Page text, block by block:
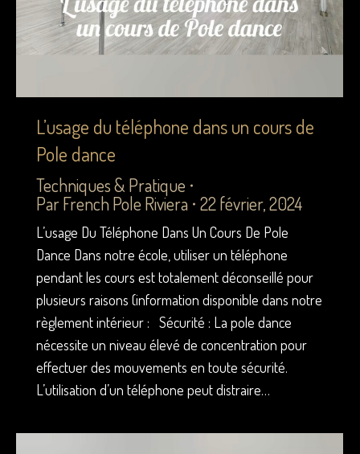
L’usage du téléphone dans un cours de
Pole dance
Techniques & Pratique
ParFrench Pole Riviera 22 février, 2024
L’usage Du Téléphone Dans Un Cours De Pole
Dance Dans notre école, utiliser un téléphone
pendant les cours est totalement déconseillé pour
plusieurs raisons (information disponible dans notre
règlement intérieur : Sécurité : La pole dance
nécessite un niveau élevé de concentration pour
effectuer des mouvements en toute sécurité.
L’utilisation d’un téléphone peut distraire…